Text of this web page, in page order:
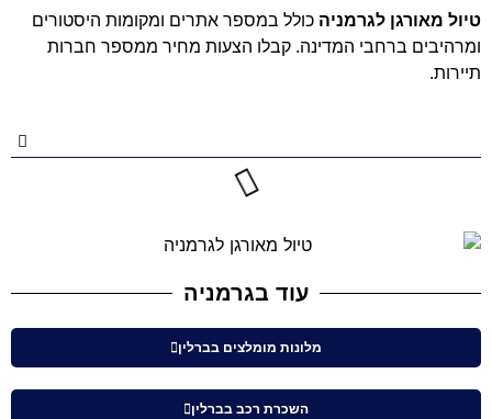
טיול מאורגן לגרמניה כולל במספר אתרים ומקומות היסטורים
ומרהיבים ברחבי המדינה. קבלו הצעות מחיר ממספר חברות
תיירות.
עוד בגרמניה
מלונות מומלצים בברלין
השכרת רכב בברלין